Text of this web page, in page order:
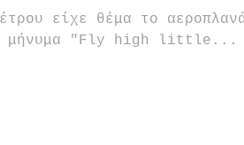
είχε θέμα το
μήνυμα "Fly high little...